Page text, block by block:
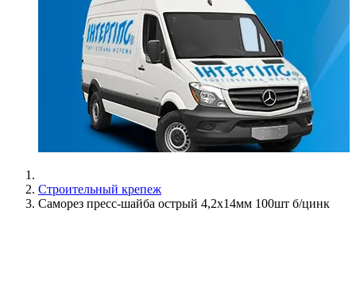
Строительный крепеж
Саморез пресс-шайба острый 4,2x14мм 100шт б/цинк